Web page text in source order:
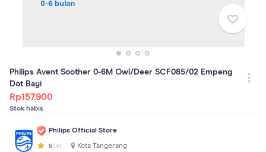
Philips Avent Soother 0-6M Owl/Deer SCF085/02 Empeng
Dot Bayi
Rp157.900
Stok habis
Philips Official Store
5 (4) Kota Tangerang